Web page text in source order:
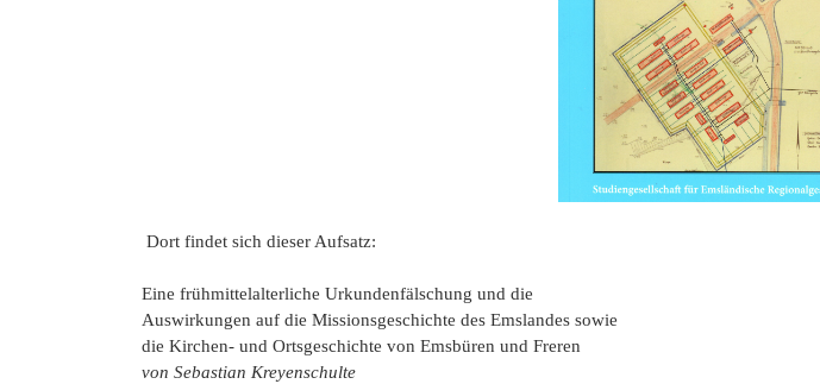
Dort findet sich dieser Aufsatz:
Eine frühmittelalterliche Urkundenfälschung und die
Auswirkungen auf die Missionsgeschichte des Emslandes sowie
die Kirchen- und Ortsgeschichte von Emsbüren und Freren
von Sebastian Kreyenschulte